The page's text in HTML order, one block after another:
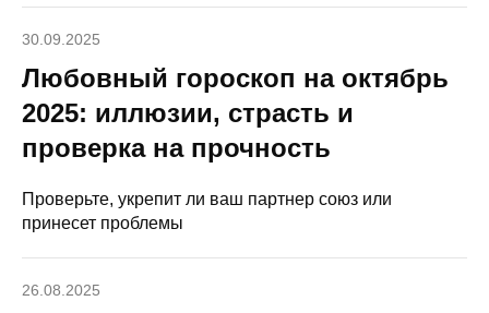
30.09.2025
Любовный гороскоп на октябрь
2025: иллюзии, страсть и
проверка на прочность
Проверьте, укрепит ли ваш партнер союз или
принесет проблемы
26.08.2025